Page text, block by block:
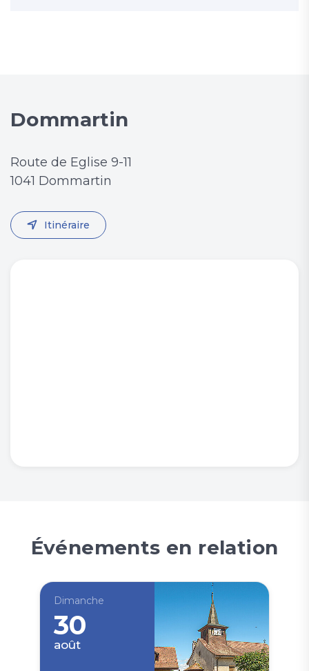
Dommartin
Route de Eglise 9-11
1041 Dommartin
Itinéraire
Événements en relation
Dimanche
30
août